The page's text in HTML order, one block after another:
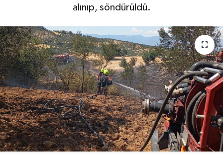
alınıp, söndürüldü.